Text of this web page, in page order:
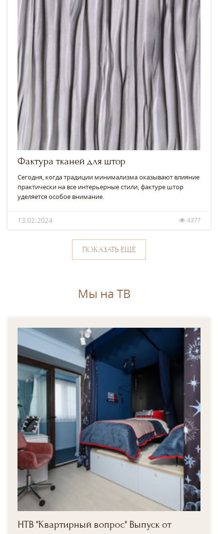
Фактура тканей для штор
Сегодня, когда традиции минимализма оказывают влияние
практически на все интерьерные стили, фактуре штор
уделяется особое внимание.
13.02.2024 4377
ПОКАЗАТЬ ЕЩЁ
Мы на ТВ
НТВ "Квартирный вопрос" Выпуск от